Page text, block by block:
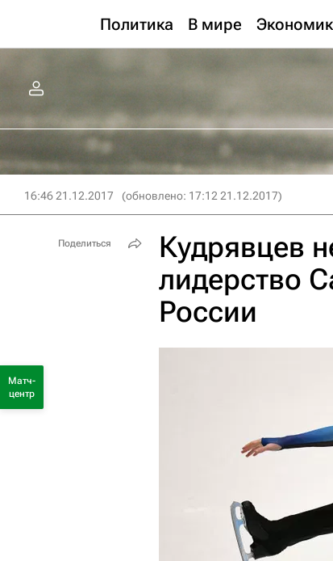
Политика В мире
16:46 21.12.2017 (обновлено: 17:12 21.12.2017)
Кудрявцев
лидерство
России
Поделиться
Матч-
центр